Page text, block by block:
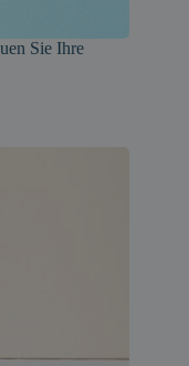
Sie Ihre